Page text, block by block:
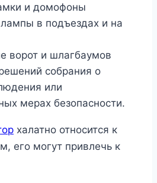
и домофоны
в подъездах и на
ворот и шлагбаумов
собрания о
или
мерах безопасности.
халатно относится к
его могут привлечь к